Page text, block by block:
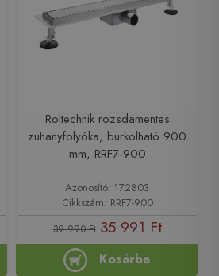
Roltechnik rozsdamentes
zuhanyfolyóka, burkolható 900
mm, RRF7-900
Azonosító: 172803
Cikkszám: RRF7-900
39 990 Ft 35 991 Ft
Kosárba